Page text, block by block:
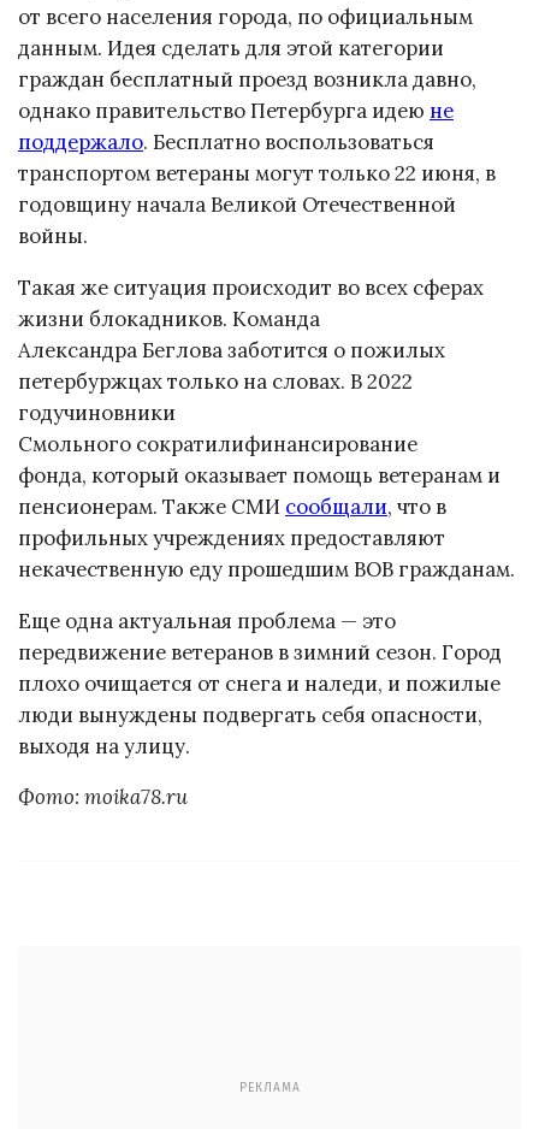
от всего населения города, по официальным
данным. Идея сделать для этой категории
граждан бесплатный проезд возникла давно,
однако правительство Петербурга идею не
поддержало. Бесплатно воспользоваться
транспортом ветераны могут только 22 июня, в
годовщину начала Великой Отечественной
войны.
Такая же ситуация происходит во всех сферах
жизни блокадников. Команда
Александра Беглова заботится о пожилых
петербуржцах только на словах. В 2022
годучиновники
Смольного сократилифинансирование
фонда, который оказывает помощь ветеранам и
пенсионерам. Также СМИ сообщали, что в
профильных учреждениях предоставляют
некачественную еду прошедшим ВОВ гражданам.
Еще одна актуальная проблема — это
передвижение ветеранов в зимний сезон. Город
плохо очищается от снега и наледи, и пожилые
люди вынуждены подвергать себя опасности,
выходя на улицу.
Фото: moika78.ru
РЕКЛАМА